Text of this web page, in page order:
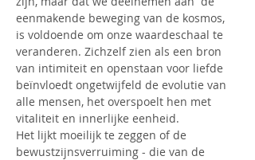
eenmakende beweging van de kosmos,
is voldoende om onze waardeschaal te
veranderen. Zichzelf zien als een bron
van intimiteit en openstaan voor liefde
beïnvloedt ongetwijfeld de evolutie van
alle mensen, het overspoelt hen met
vitaliteit en innerlijke eenheid.
Het lijkt moeilijk te zeggen of de
bewustzijnsverruiming - die van de